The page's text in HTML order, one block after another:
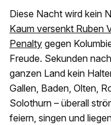
Diese Nacht wird kein
Kaum versenkt Ruben
Penalty gegen
Freude. Sekunden
ganzen Land kein
Gallen, Baden, Olten,
Solothurn – überall
feiern, singen und